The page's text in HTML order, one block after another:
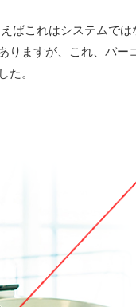
ばこれはシステムで
りますが、これ、バー
た。